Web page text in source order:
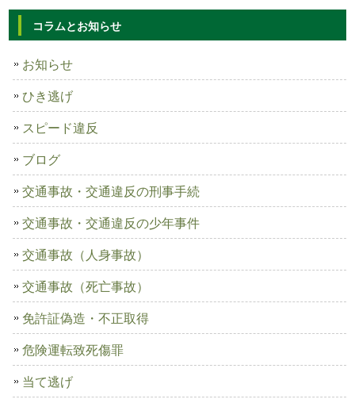
コラムとお知らせ
お知らせ
ひき逃げ
スピード違反
ブログ
交通事故・交通違反の刑事手続
交通事故・交通違反の少年事件
交通事故（人身事故）
交通事故（死亡事故）
免許証偽造・不正取得
危険運転致死傷罪
当て逃げ